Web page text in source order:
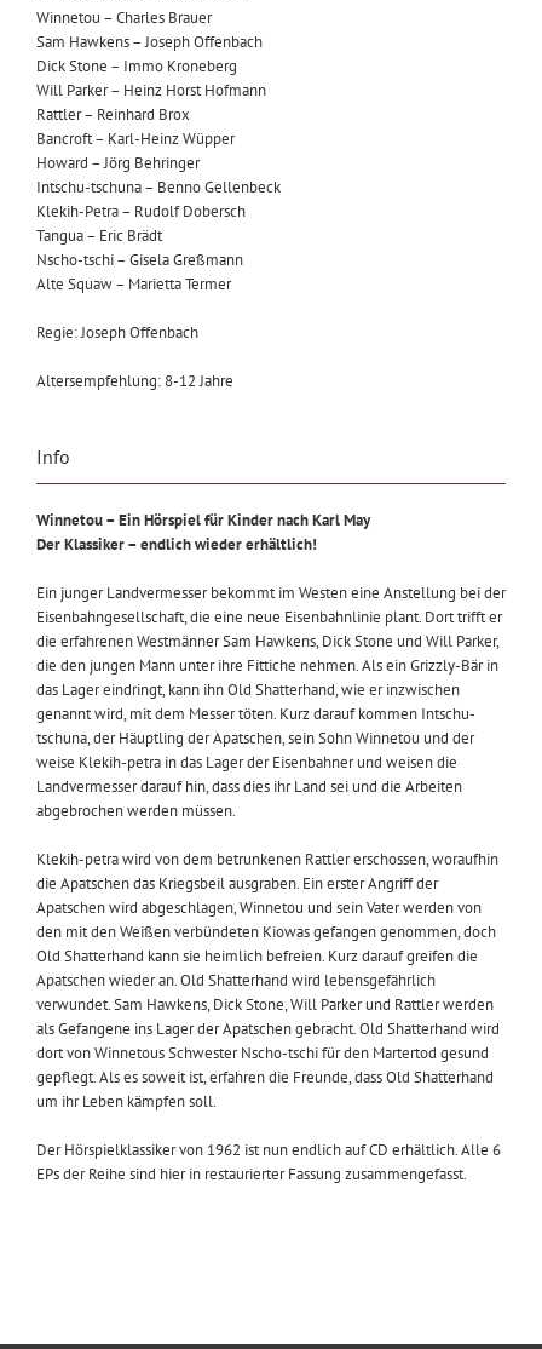
Winnetou – Charles Brauer
Sam Hawkens – Joseph Offenbach
Dick Stone – Immo Kroneberg
Will Parker – Heinz Horst Hofmann
Rattler – Reinhard Brox
Bancroft – Karl-Heinz Wüpper
Howard – Jörg Behringer
Intschu-tschuna – Benno Gellenbeck
Klekih-Petra – Rudolf Dobersch
Tangua – Eric Brädt
Nscho-tschi – Gisela Greßmann
Alte Squaw – Marietta Termer
Regie: Joseph Offenbach
Altersempfehlung: 8-12 Jahre
Info
Winnetou – Ein Hörspiel für Kinder nach Karl May
Der Klassiker – endlich wieder erhältlich!
Ein junger Landvermesser bekommt im Westen eine Anstellung bei der
Eisenbahngesellschaft, die eine neue Eisenbahnlinie plant. Dort trifft er
die erfahrenen Westmänner Sam Hawkens, Dick Stone und Will Parker,
die den jungen Mann unter ihre Fittiche nehmen. Als ein Grizzly-Bär in
das Lager eindringt, kann ihn Old Shatterhand, wie er inzwischen
genannt wird, mit dem Messer töten. Kurz darauf kommen Intschu-
tschuna, der Häuptling der Apatschen, sein Sohn Winnetou und der
weise Klekih-petra in das Lager der Eisenbahner und weisen die
Landvermesser darauf hin, dass dies ihr Land sei und die Arbeiten
abgebrochen werden müssen.
Klekih-petra wird von dem betrunkenen Rattler erschossen, woraufhin
die Apatschen das Kriegsbeil ausgraben. Ein erster Angriff der
Apatschen wird abgeschlagen, Winnetou und sein Vater werden von
den mit den Weißen verbündeten Kiowas gefangen genommen, doch
Old Shatterhand kann sie heimlich befreien. Kurz darauf greifen die
Apatschen wieder an. Old Shatterhand wird lebensgefährlich
verwundet. Sam Hawkens, Dick Stone, Will Parker und Rattler werden
als Gefangene ins Lager der Apatschen gebracht. Old Shatterhand wird
dort von Winnetous Schwester Nscho-tschi für den Martertod gesund
gepflegt. Als es soweit ist, erfahren die Freunde, dass Old Shatterhand
um ihr Leben kämpfen soll.
Der Hörspielklassiker von 1962 ist nun endlich auf CD erhältlich. Alle 6
EPs der Reihe sind hier in restaurierter Fassung zusammengefasst.